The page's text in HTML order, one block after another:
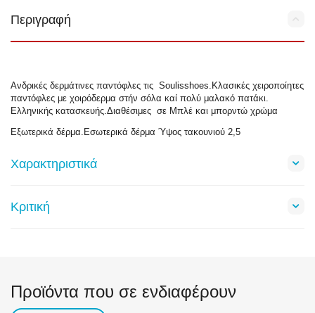
Περιγραφή
Ανδρικές δερμάτινες παντόφλες τις Soulisshoes.Κλασικές χειροποίητες
παντόφλες με χοιρόδερμα στήν σόλα καί πoλύ μαλακό πατάκι.
Ελληνικής κατασκευής.Διαθέσιμες σε Μπλέ και μπορντώ χρώμα
Εξωτερικά δέρμα.Εσωτερικά δέρμα Ύψος τακουνιού 2,5
Χαρακτηριστικά
Κριτική
Προϊόντα που σε ενδιαφέρουν